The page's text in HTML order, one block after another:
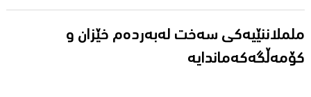
ململاننێیەكی سەخت لەبەردەم خێزان و
كۆمەڵگەكەماندایە